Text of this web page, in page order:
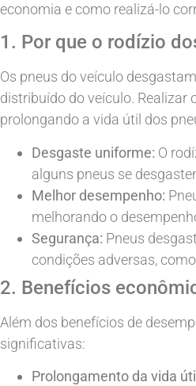
economia e como realizá-lo
1. Por que o rodízio
Os pneus do veículo
distribuído do veículo.
prolongando a vida útil dos
Desgaste uniforme: O
alguns pneus se
Melhor desempenho:
melhorando o
Segurança: Pneus
condições adversas,
2. Benefícios
Além dos benefícios de
significativas:
Prolongamento da vida